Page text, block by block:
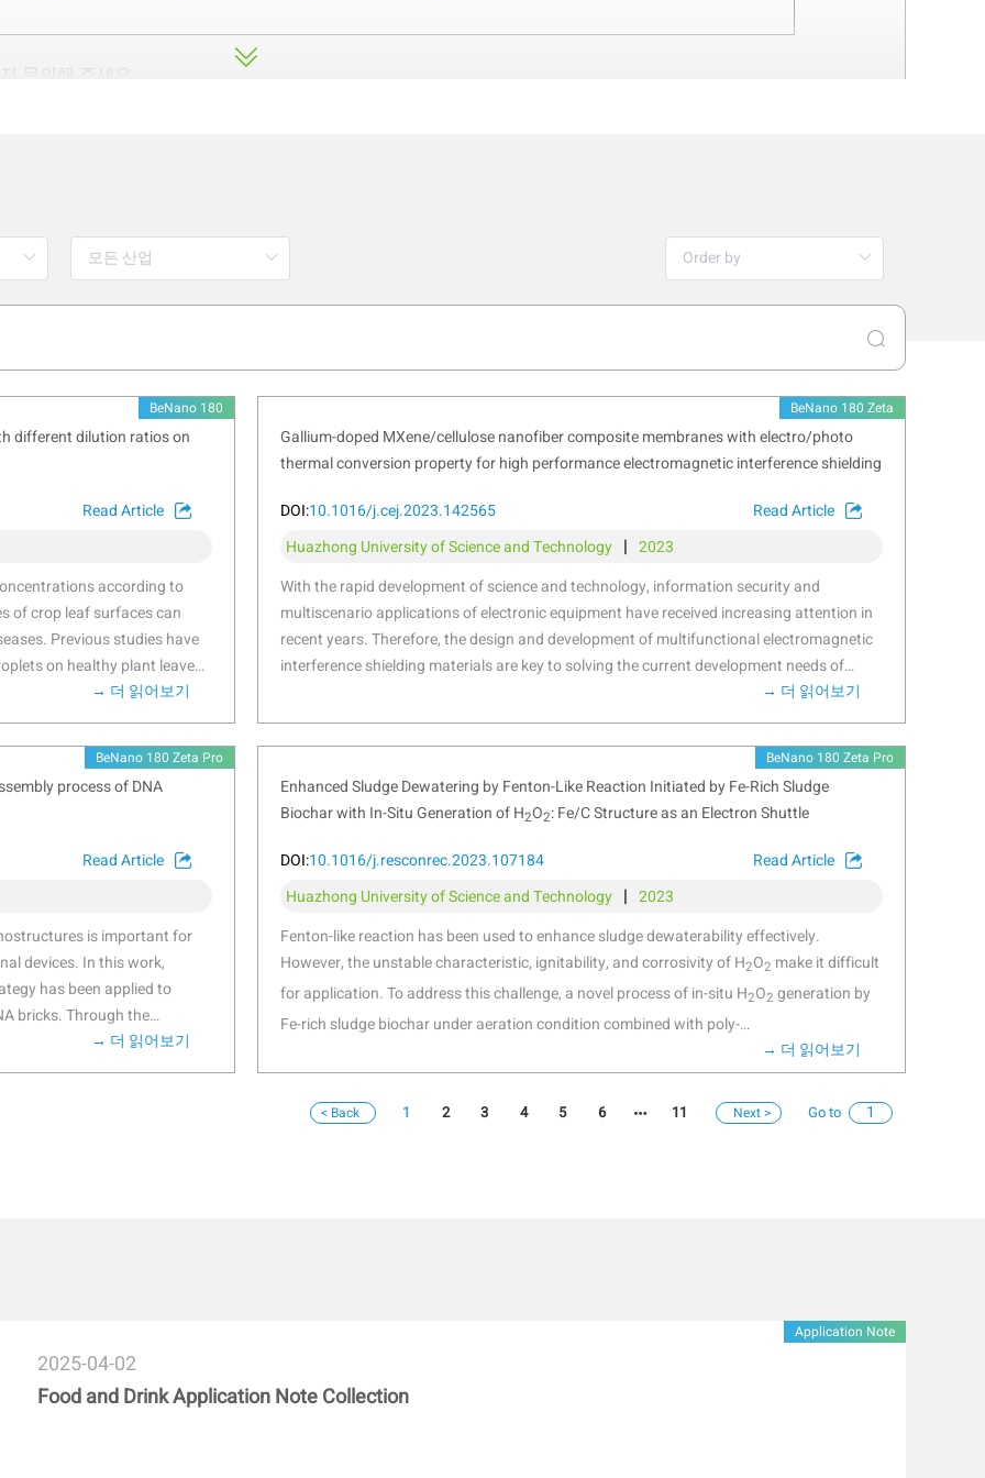
문의해 주세요.
는 빠르게, 큰 입자는 느리게 움직이며, 입자의 브라운 운동으로 산란된 빛의 강도는 고감도 애벌랜치
는 상관 함수(correlation function)로 변환되어 수학적으로 분석되고, 확산 계수(D, diffusion
방정식을 통해 입자의 유체역학적 직경 (DH .hydrodynamic diameter) 과 입도 분포(Size distribution)
플의 산란 특성이 가장 잘 나타나는 위치를 자동으로 찾아 이동합니다. 이를 통해 입자 크기, 농도, 산
수 있으며, 측정의 정확도와 반복성을 향상시킵니다. 단백질 용액부터 농도가 높은 분산액까지 다양
BeNano 180
different dilution ratios on
Read Article
according to
of crop leaf surfaces can
Previous studies have
on healthy plant leaves.
diluted it according to
behaviors of pesticide
investigated. The surface
Blumeria graminis will be
powdery mildew leaves.
interface interaction
by pathogens.
→ 더 읽어보기
BeNano 180 Zeta
Gallium-doped MXene/cellulose nanofiber composite membranes with electro/photo
thermal conversion property for high performance electromagnetic interference shielding
DOI:10.1016/j.cej.2023.142565
Read Article
Huazhong University of Science and Technology | 2023
With the rapid development of science and technology, information security and
multiscenario applications of electronic equipment have received increasing attention in
recent years. Therefore, the design and development of multifunctional electromagnetic
interference shielding materials are key to solving the current development needs of
electronic equipment. Based on the above topics, multifunctional liquid metal gallium
(Ga)-doped transition metal carbides/nitrides (MXenes)/cellulose nanofiber
(CNF/MXene@Ga, CMG) composite membranes with a nacre-like “brick–mortar” layered
structure were synthesized using an ultrasonic probe and vacuum-assisted filtration. By
optimizing the design, the CMG composite membranes could achieve a tensile
strength of 36.12 MPa with good flexibility and could achieve a maximum thermal
conductivity of approximately 9.11 W/m·K. The heterogeneous interface between
influenced the composite membranes for the absorption of electromagnetic waves,
which yielded a specific shielding effectiveness per unit volume (SSE/t) of
6444.1 dB·cm2·g−1; this value is over the vast majority reported in the current literature.
Further studies confirmed that the CMG composite membranes possessed excellent
electrothermal and photothermal conversion functions. The electrothermal conversion
agreed with Joule's law. Moreover, the phase transition behavior of Ga also imparts the
membranes with the ability to store heat. The photothermal conversion ability was
material support for the information security and multi-scenario applications of
→ 더 읽어보기
BeNano 180 Zeta Pro
process of DNA
Read Article
is important for
devices. In this work,
has been applied to
bricks. Through the
process of various
well-studied and the
→ 더 읽어보기
BeNano 180 Zeta Pro
Enhanced Sludge Dewatering by Fenton-Like Reaction Initiated by Fe-Rich Sludge
Biochar with In-Situ Generation of H2O2: Fe/C Structure as an Electron Shuttle
DOI:10.1016/j.resconrec.2023.107184
Read Article
Huazhong University of Science and Technology | 2023
Fenton-like reaction has been used to enhance sludge dewaterability effectively.
However, the unstable characteristic, ignitability, and corrosivity of H2O2 make it difficult
for application. To address this challenge, a novel process of in-situ H2O2 generation by
Fe-rich sludge biochar under aeration condition combined with poly-
diallyldimethylammonium chloride (PDMDAAC) was proposed to enhance sludge
dewaterability. Under optimized conditions, the capillary suction time and specific
resistance to filterability of the conditioned sludge were reduced significantly compared
with raw sludge (54.2 vs. 351 s, 0.249×1013 vs. 2.68×1013 m/kg, respectively). The
→ 더 읽어보기
1 2 3 4 5 6 11 Go to
Application Note
2025-04-02
Food and Drink Application Note Collection